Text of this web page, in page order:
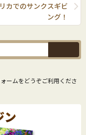
カでのサンクスギビ
ング！
ームをどうぞご利用くださ